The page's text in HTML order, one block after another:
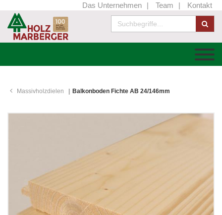
Das Unternehmen Team Kontakt
Massivholzdielen Balkonboden Fichte AB 24/146mm